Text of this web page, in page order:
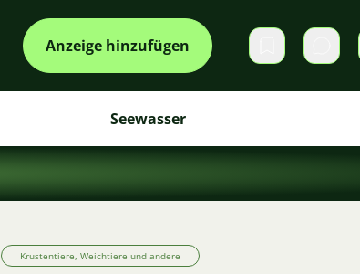
Anzeige hinzufügen
Seewasser
Krustentiere, Weichtiere und andere